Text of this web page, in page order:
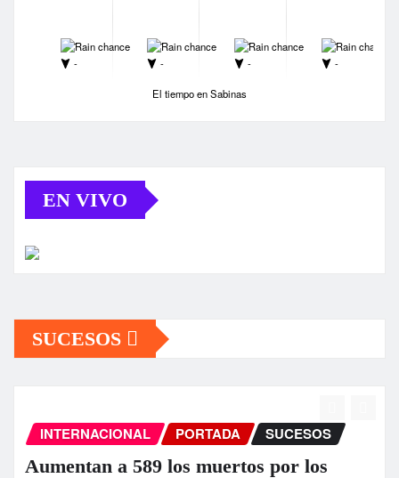
-
-
-
-
-
-
-
-
El tiempo en Sabinas
EN VIVO
SUCESOS
INTERNACIONAL PORTADA SUCESOS
Aumentan a 589 los muertos por los